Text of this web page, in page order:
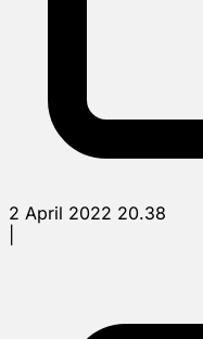
2 April 2022 20.38